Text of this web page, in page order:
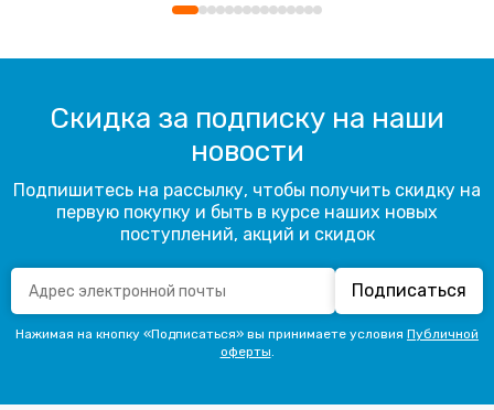
Скидка за подписку на наши
новости
Подпишитесь на рассылку, чтобы получить скидку на
первую покупку и быть в курсе наших новых
поступлений, акций и скидок
Подписаться
Нажимая на кнопку «Подписаться» вы принимаете условия Публичной
оферты.